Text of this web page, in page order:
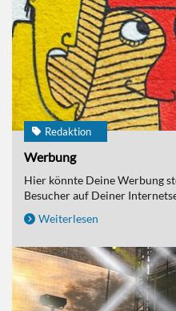
Redaktion
Werbung
Hier könnte Deine Werbung
Besucher auf Deiner
Weiterlesen